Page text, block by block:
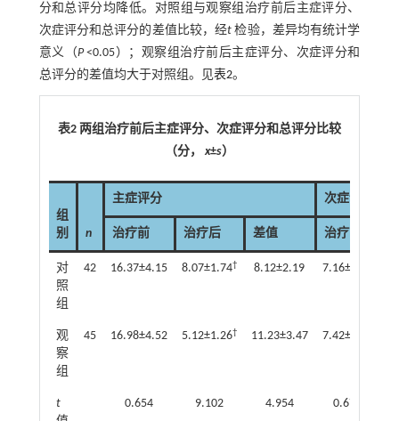
分和总评分均降低。对照组与观察组治疗前后主症评分、
次症评分和总评分的差值比较，经t 检验，差异均有统计学
意义（P<0.05）；观察组治疗前后主症评分、次症评分和
总评分的差值均大于对照组。见表2。
表2 两组治疗前后主症评分、次症评分和总评分比较
（分， x±s）
组
别
n
主症评分 次症评分
治疗前 治疗后 差值 治疗前
对
照
组
42 16.37±4.15 8.07±1.74† 8.12±2.19 7.16±1.85
观
察
组
45 16.98±4.52 5.12±1.26† 11.23±3.47 7.42±1.73
t
0.654 9.102 4.954 0.677